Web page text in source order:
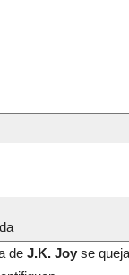
de J.K. Joy se